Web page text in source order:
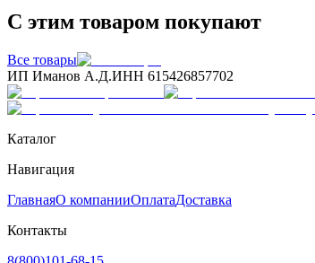
С этим товаром покупают
Все товары
ИП Иманов А.Д.ИНН 615426857702
Каталог
Навигация
ГлавнаяО компанииОплатаДоставка
Контакты